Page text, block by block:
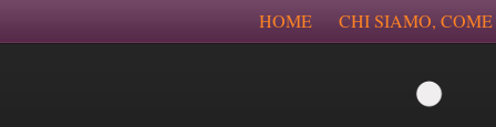
HOME CHI SIAMO,